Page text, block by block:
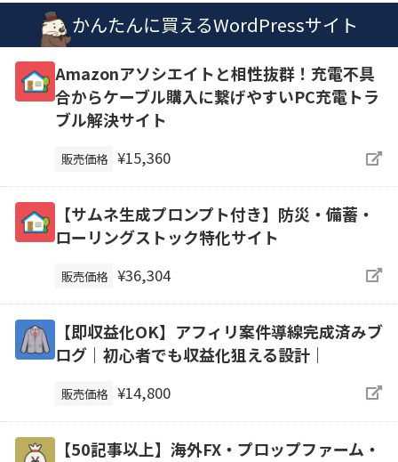
かんたんに買えるWordPressサイト
Amazonアソシエイトと相性抜群！充電不具
合からケーブル購入に繋げやすいPC充電トラ
ブル解決サイト
販売価格 ¥15,360
【サムネ生成プロンプト付き】防災・備蓄・
ローリングストック特化サイト
販売価格 ¥36,304
【即収益化OK】アフィリ案件導線完成済みブ
ログ｜初心者でも収益化狙える設計｜
販売価格 ¥14,800
【50記事以上】海外FX・プロップファーム・